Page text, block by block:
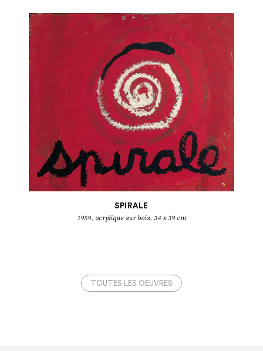
BEN
Ecritures 1958-1966
SPIRALE
1959, acrylique sur bois, 34 x 39 cm
TOUTES LES OEUVRES